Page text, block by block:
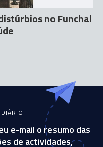
no Funchal
e-mail o resumo das
de actividades,